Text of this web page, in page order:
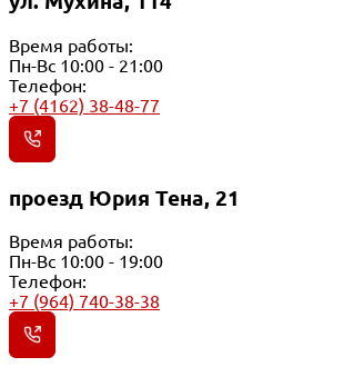
Время работы:
Пн-Вс 10:00 - 21:00
Телефон:
+7 (4162) 38-48-77
проезд Юрия Тена, 21
Время работы:
Пн-Вс 10:00 - 19:00
Телефон:
+7 (964) 740-38-38